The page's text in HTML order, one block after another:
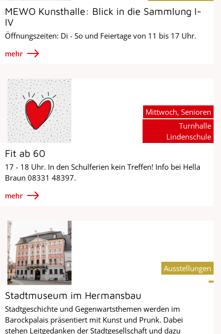
MEWO Kunsthalle: Blick in die Sammlung I-
IV
Öffnungszeiten: Di - So und Feiertage von 11 bis 17 Uhr.
mehr
Fit ab 60
17 - 18 Uhr. In den Schulferien kein Treffen! Info bei Hella
Braun 08331 48397.
mehr
Mittwoch, Senioren
Turnhalle
Lindenschule
Stadtmuseum im Hermansbau
Stadtgeschichte und Gegenwartsthemen werden im
Barockpalais präsentiert mit Kunst und Prunk. Dabei
stehen Leitgedanken der Stadtgesellschaft und dazu
Ausstellungen